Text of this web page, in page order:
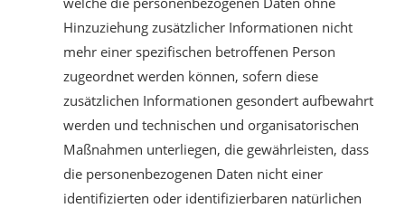
Hinzuziehung zusätzlicher Informationen nicht
mehr einer spezifischen betroffenen Person
zugeordnet werden können, sofern diese
zusätzlichen Informationen gesondert aufbewahrt
werden und technischen und organisatorischen
Maßnahmen unterliegen, die gewährleisten, dass
die personenbezogenen Daten nicht einer
identifizierten oder identifizierbaren natürlichen